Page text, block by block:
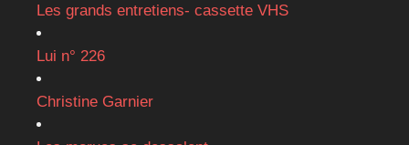
Les grands entretiens- cassette VHS
Lui n° 226
Christine Garnier